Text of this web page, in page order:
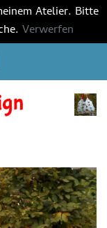
Atelier. Bitte
Verwerfen